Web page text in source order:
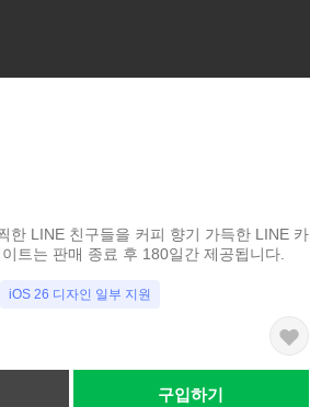
한 LINE 친구들을 커피 향기 가득한 LINE 카
트는 판매 종료 후 180일간 제공됩니다.
iOS 26 디자인 일부 지원
구입하기